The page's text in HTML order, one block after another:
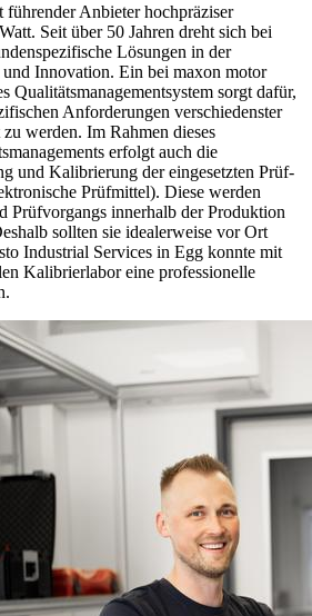
Anbieter hochpräziser
Seit über 50 Jahren dreht sich bei
Lösungen in der
Innovation. Ein bei maxon motor
Qualitätsmanagementsystem sorgt dafür,
Anforderungen verschiedenster
werden. Im Rahmen dieses
erfolgt auch die
und Kalibrierung der eingesetzten Prüf-
Prüfmittel). Diese werden
Prüfvorgangs innerhalb der Produktion
sollten sie idealerweise vor Ort
Industrial Services in Egg konnte mit
Kalibrierlabor eine professionelle